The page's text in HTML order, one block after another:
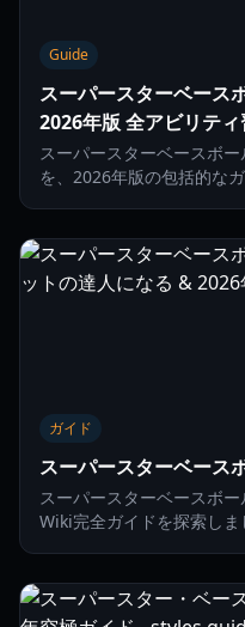
Guide
スーパースターベース
2026年版 全アビリテ
スーパースターベースボ
を、2026年版の包括的な
ガイド
スーパースターベース
スーパースターベースボ
Wiki完全ガイドを探索し